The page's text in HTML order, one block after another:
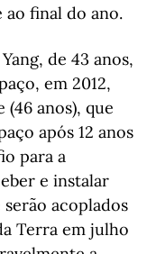
final do ano.
de 43 anos,
em 2012,
(46 anos), que
após 12 anos
para a
e instalar
acoplados
Terra em julho